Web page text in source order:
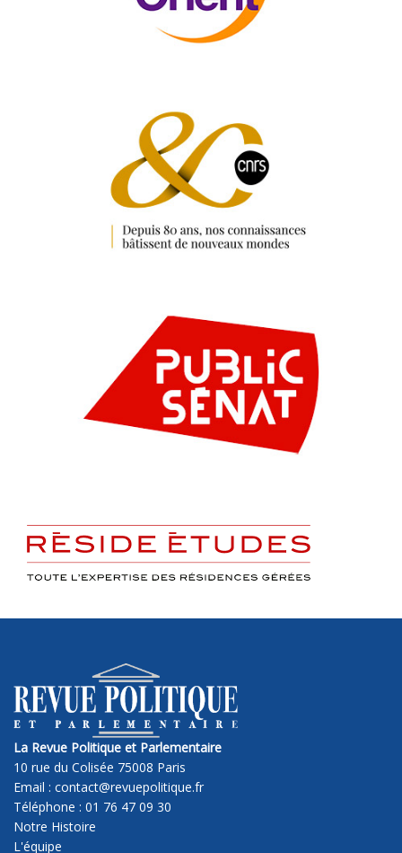
La Revue Politique et Parlementaire
10 rue du Colisée 75008 Paris
Email : contact@revuepolitique.fr
Téléphone : 01 76 47 09 30
Notre Histoire
L'équipe